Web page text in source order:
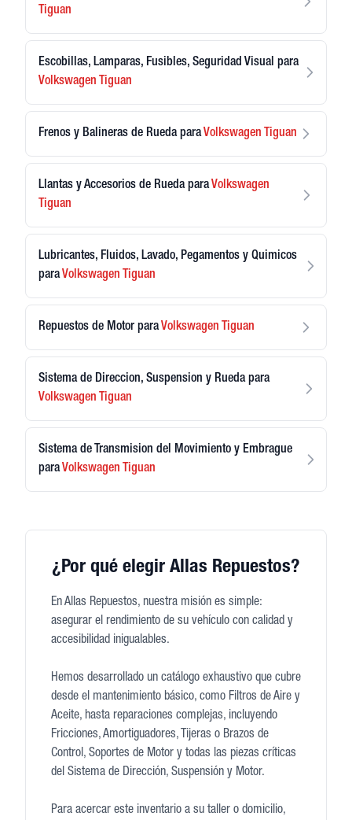
Tiguan
Escobillas, Lamparas, Fusibles, Seguridad Visual para
Volkswagen Tiguan
Frenos y Balineras de Rueda paraVolkswagen Tiguan
Llantas y Accesorios de Rueda paraVolkswagen
Tiguan
Lubricantes, Fluidos, Lavado, Pegamentos y Quimicos
paraVolkswagen Tiguan
Repuestos de Motor paraVolkswagen Tiguan
Sistema de Direccion, Suspension y Rueda para
Volkswagen Tiguan
Sistema de Transmision del Movimiento y Embrague
paraVolkswagen Tiguan
¿Por qué elegir Allas Repuestos?
En Allas Repuestos, nuestra misión es simple:
asegurar el rendimiento de su vehículo con calidad y
accesibilidad inigualables.
Hemos desarrollado un catálogo exhaustivo que cubre
desde el mantenimiento básico, como Filtros de Aire y
Aceite, hasta reparaciones complejas, incluyendo
Fricciones, Amortiguadores, Tijeras o Brazos de
Control, Soportes de Motor y todas las piezas críticas
del Sistema de Dirección, Suspensión y Motor.
Para acercar este inventario a su taller o domicilio,